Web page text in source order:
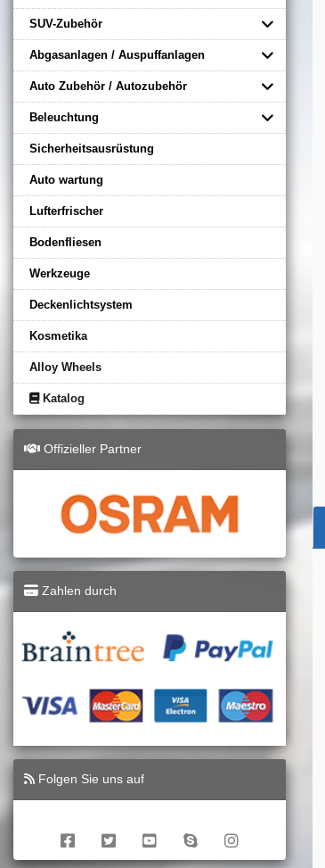
SUV-Zubehör
Abgasanlagen / Auspuffanlagen
Auto Zubehör / Autozubehör
Beleuchtung
Sicherheitsausrüstung
Auto wartung
Lufterfrischer
Bodenfliesen
Werkzeuge
Deckenlichtsystem
Kosmetika
Alloy Wheels
Katalog
Offizieller Partner
Zahlen durch
Folgen Sie uns auf